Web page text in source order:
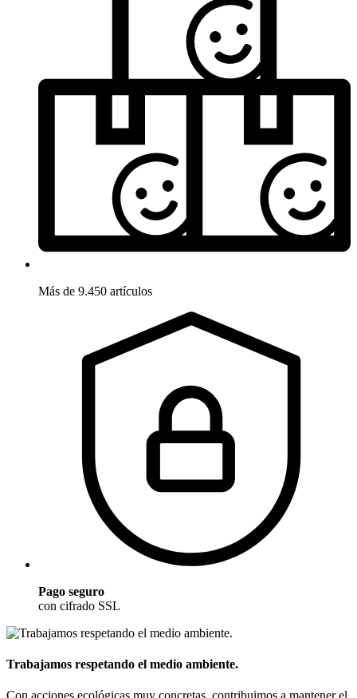
Más de 9.450 artículos
Pago seguro
con cifrado SSL
Trabajamos respetando el medio ambiente.